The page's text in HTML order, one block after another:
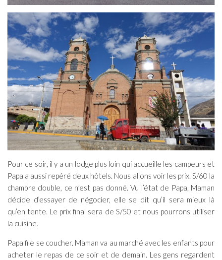
Pour ce soir, il y a un lodge plus loin qui accueille les campeurs et
Papa a aussi repéré deux hôtels. Nous allons voir les prix. S/60 la
chambre double, ce n’est pas donné. Vu l’état de Papa, Maman
décide d’essayer de négocier, elle se dit qu’il sera mieux là
qu’en tente. Le prix final sera de S/50 et nous pourrons utiliser
la cuisine.
Papa file se coucher. Maman va au marché avec les enfants pour
acheter le repas de ce soir et de demain. Les gens regardent